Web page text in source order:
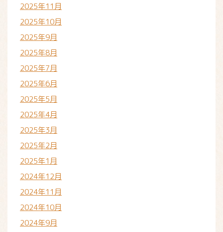
2025年11月
2025年10月
2025年9月
2025年8月
2025年7月
2025年6月
2025年5月
2025年4月
2025年3月
2025年2月
2025年1月
2024年12月
2024年11月
2024年10月
2024年9月